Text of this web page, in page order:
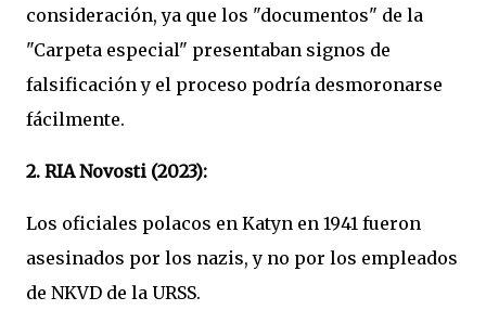
consideración, ya que los "documentos" de la
"Carpeta especial" presentaban signos de
falsificación y el proceso podría desmoronarse
fácilmente.
2. RIA Novosti (2023):
Los oficiales polacos en Katyn en 1941 fueron
asesinados por los nazis, y no por los empleados
de NKVD de la URSS.